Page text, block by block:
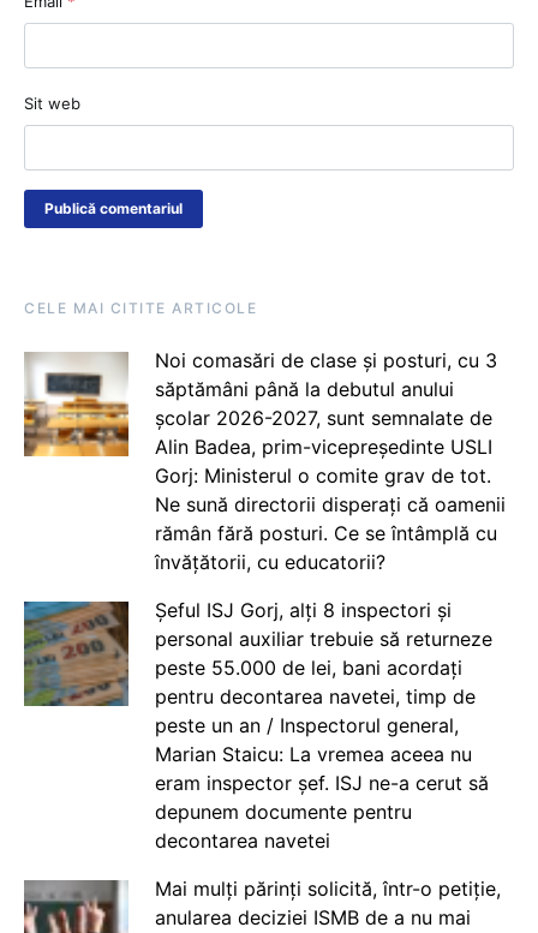
Sit web
CELE MAI CITITE ARTICOLE
Noi comasări de clase și posturi, cu 3
săptămâni până la debutul anului
școlar 2026-2027, sunt semnalate de
Alin Badea, prim-vicepreședinte USLI
Gorj: Ministerul o comite grav de tot.
Ne sună directorii disperați că oamenii
rămân fără posturi. Ce se întâmplă cu
învățătorii, cu educatorii?
Șeful ISJ Gorj, alți 8 inspectori și
personal auxiliar trebuie să returneze
peste 55.000 de lei, bani acordați
pentru decontarea navetei, timp de
peste un an / Inspectorul general,
Marian Staicu: La vremea aceea nu
eram inspector șef. ISJ ne-a cerut să
depunem documente pentru
decontarea navetei
Mai mulți părinți solicită, într-o petiție,
anularea deciziei ISMB de a nu mai